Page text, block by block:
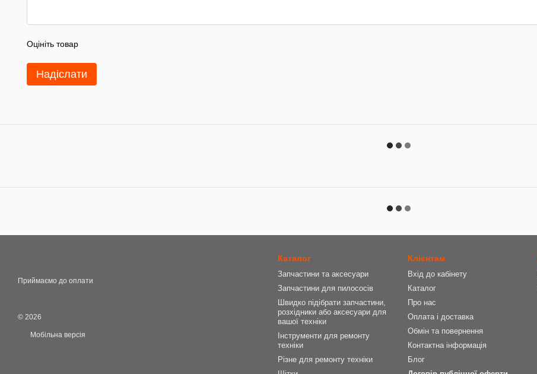
Оцініть товар
Надіслати
Приймаємо до оплати
© 2026
Мобільна версія
Каталог
Запчастини та аксесуари
Запчастини для пилососів
Швидко підібрати запчастини,
розхідники або аксесуари для
вашої техніки
Інструменти для ремонту
техніки
Різне для ремонту техніки
Клієнтам
Вхід до кабінету
Каталог
Про нас
Оплата і доставка
Обмін та повернення
Контактна інформація
Блог